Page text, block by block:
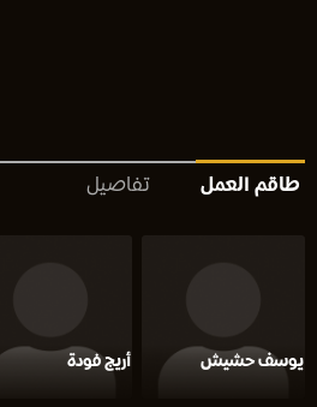
طاقم العمل تفاصيل
يوسف حشيش أريج فودة